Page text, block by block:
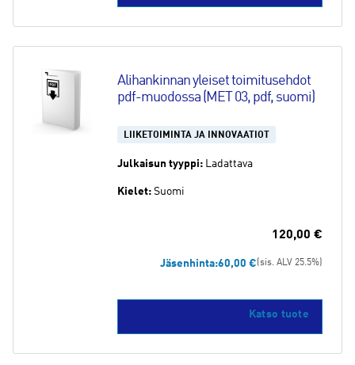
Alihankinnan yleiset toimitusehdot
pdf-muodossa (MET 03, pdf, suomi)
LIIKETOIMINTA JA INNOVAATIOT
Julkaisun tyyppi: Ladattava
Kielet: Suomi
120,00 €
Jäsenhinta:60,00 € (sis. ALV 25.5%)
Katso tuote
Tällä
on